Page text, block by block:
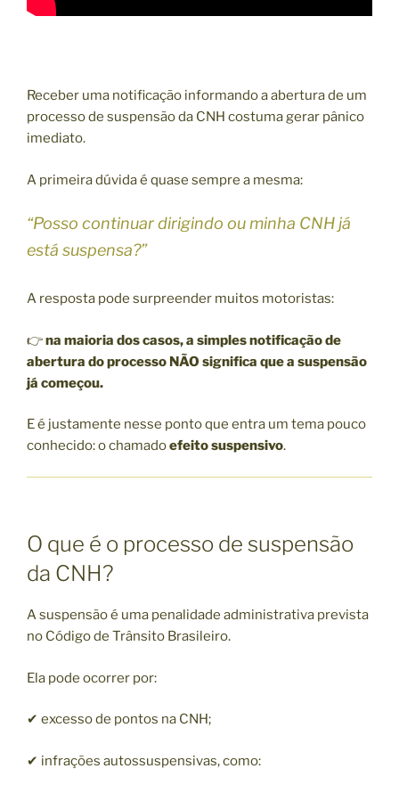
Receber uma notificação informando a abertura de um
processo de suspensão da CNH costuma gerar pânico
imediato.
A primeira dúvida é quase sempre a mesma:
“Posso continuar dirigindo ou minha CNH já
está suspensa?”
A resposta pode surpreender muitos motoristas:
👉na maioria dos casos, a simples notificação de
abertura do processo NÃO significa que a suspensão
já começou.
E é justamente nesse ponto que entra um tema pouco
conhecido: o chamadoefeito suspensivo.
O que é o processo de suspensão
da CNH?
A suspensão é uma penalidade administrativa prevista
no Código de Trânsito Brasileiro.
Ela pode ocorrer por:
✔ excesso de pontos na CNH;
✔ infrações autossuspensivas, como: